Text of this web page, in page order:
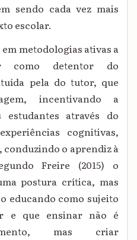
sendo cada vez mais
escolar.
em metodologias ativas a
como detentor do
pela do tutor, que
incentivando a
através do
cognitivas,
conduzindo o aprendiz à
Freire (2015) o
postura crítica, mas
educando como sujeito
e que ensinar não é
mas criar